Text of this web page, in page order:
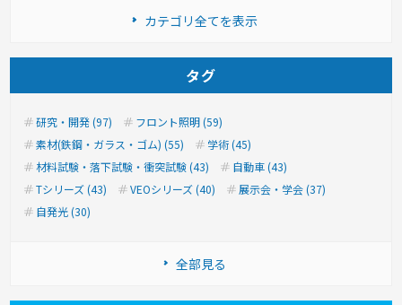
カテゴリ全てを表示
タグ
研究・開発 (97)
フロント照明 (59)
素材(鉄鋼・ガラス・ゴム) (55)
学術 (45)
材料試験・落下試験・衝突試験 (43)
自動車 (43)
Tシリーズ (43)
VEOシリーズ (40)
展示会・学会 (37)
自発光 (30)
全部見る